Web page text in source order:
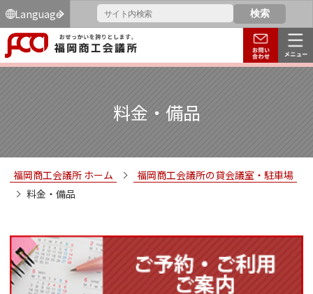
Language
料金・備品
福岡商工会議所 ホーム
福岡商工会議所の貸会議室・駐車場
料金・備品